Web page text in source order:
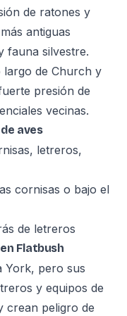
de ratones y
antiguas
fauna silvestre.
largo de Church y
presión de
vecinas.
aves
letreros,
cornisas o bajo el
de letreros
Flatbush
York, pero sus
y equipos de
crean peligro de